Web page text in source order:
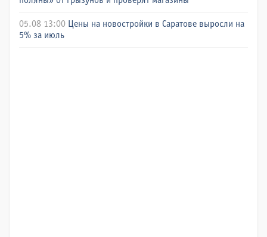
05.08 13:00 Цены на новостройки в Саратове выросли на
5% за июль